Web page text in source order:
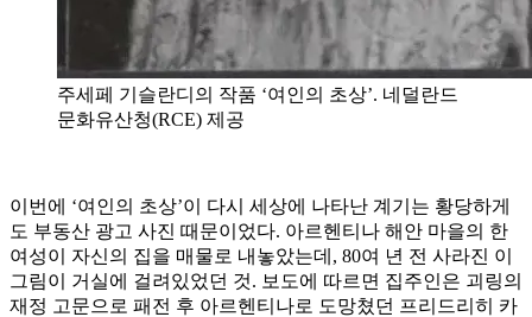
주세페 기슬란디의 작품 ‘여인의 초상’. 네덜란드
문화유산청(RCE) 제공
이번에 ‘여인의 초상’이 다시 세상에 나타난 계기는 황당하게
도 부동산 광고 사진 때문이었다. 아르헨티나 해안 마을의 한
여성이 자신의 집을 매물로 내놓았는데, 80여 년 전 사라진 이
그림이 거실에 걸려있었던 것. 보도에 따르면 집주인은 괴링의
재정 고문으로 패전 후 아르헨티나로 도망쳤던 프리드리히 카